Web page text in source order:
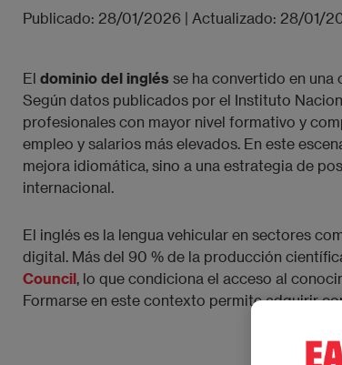
Publicado: 28/01/2026 | Actualizado: 28/01/
El dominio del inglés se ha convertido en
Según datos publicados por el Instituto
profesionales con mayor nivel formativo y
empleo y salarios más elevados. En este
mejora idiomática, sino a una estrategia de
internacional.
El inglés es la lengua vehicular en sectores
digital. Más del 90 % de la producción
Council, lo que condiciona el acceso al
Formarse en este contexto permite adquirir